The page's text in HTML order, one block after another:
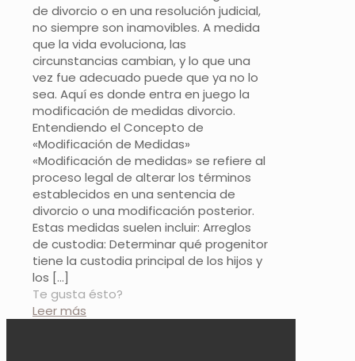
de divorcio o en una resolución judicial,
no siempre son inamovibles. A medida
que la vida evoluciona, las
circunstancias cambian, y lo que una
vez fue adecuado puede que ya no lo
sea. Aquí es donde entra en juego la
modificación de medidas divorcio.
Entendiendo el Concepto de
«Modificación de Medidas»
«Modificación de medidas» se refiere al
proceso legal de alterar los términos
establecidos en una sentencia de
divorcio o una modificación posterior.
Estas medidas suelen incluir: Arreglos
de custodia: Determinar qué progenitor
tiene la custodia principal de los hijos y
los […]
Te gusta ésto?
Leer más